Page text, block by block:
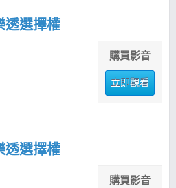
透選擇權
購買影音
立即觀看
透選擇權
購買影音